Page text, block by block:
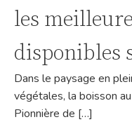
les
disponibles
Dans le paysage en
végétales, la boisson
Pionnière de […]